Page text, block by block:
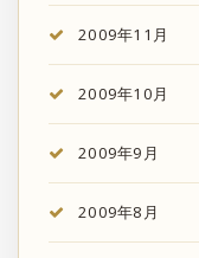
2009年11月
2009年10月
2009年9月
2009年8月